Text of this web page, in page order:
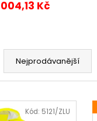
Kč
Nejprodávanější
Kód: 5121/ZLU